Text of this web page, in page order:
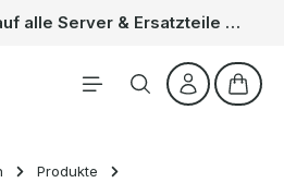
Sommer-Deal: 15% auf alle Server & Ersatzteile – Kein Code nötig, der Rabatt wird automatisch im Warenkorb abgezogen. Gültig vom 01.06. bis 31.08.
Produkte